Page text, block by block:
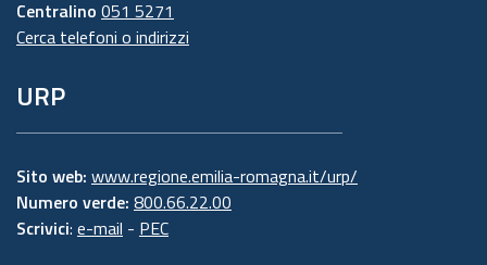
Centralino 051 5271
Cerca telefoni o indirizzi
URP
Sito web: www.regione.emilia-romagna.it/urp/
Numero verde: 800.66.22.00
Scrivici: e-mail - PEC